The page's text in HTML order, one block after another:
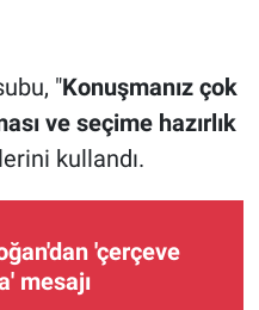
"Konuşmanız çok
ve seçime hazırlık
kullandı.
'çerçeve
mesajı